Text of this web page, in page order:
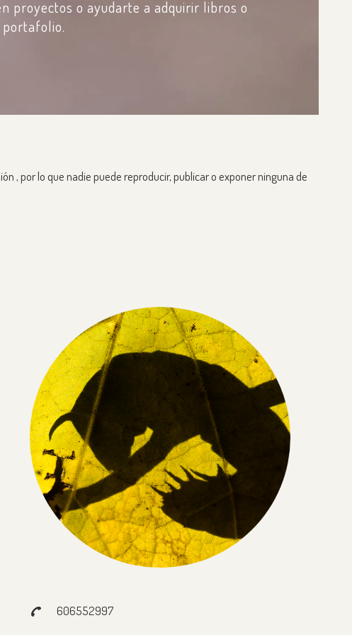
proyectos o ayudarte a adquirir libros o
portafolio.
, por lo que nadie puede reproducir, publicar o exponer ninguna de
606552997